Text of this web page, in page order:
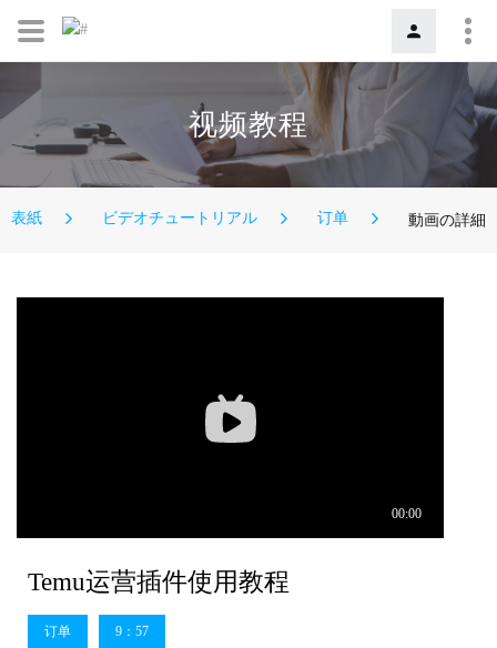
视频教程
表紙 ビデオチュートリアル 订单 動画の詳細
Temu运营插件使用教程
订单 9：57